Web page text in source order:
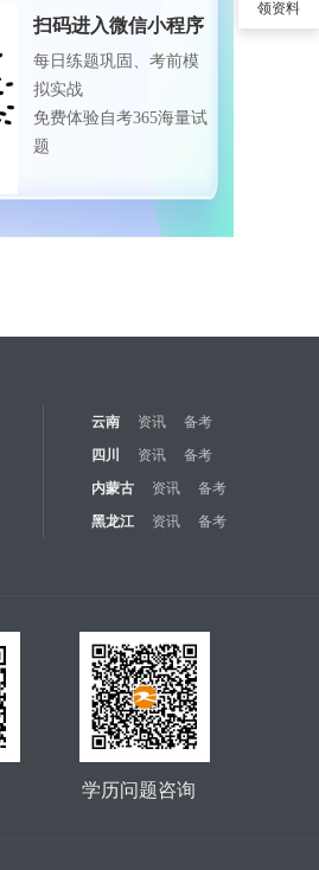
扫码进入微信小程序
每日练题巩固、考前模
拟实战
免费体验自考365海量试
题
领资料
云南 资讯
备考
四川 资讯
备考
内蒙古 资讯
备考
黑龙江 资讯
备考
学历问题咨询